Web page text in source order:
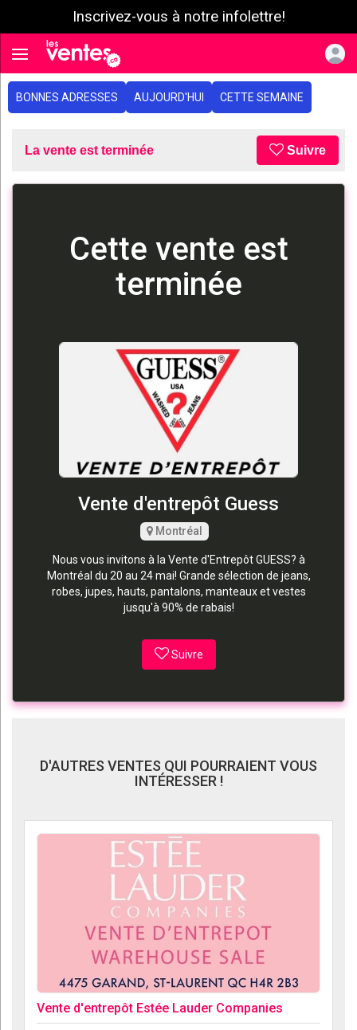
Inscrivez-vous à notre infolettre!
Toggle navigation
BONNES ADRESSES AUJOURD'HUI CETTE SEMAINE
La vente est terminée Suivre
Cette vente est
terminée
Vente d'entrepôt Guess
Montréal
Nous vous invitons à la Vente d'Entrepôt GUESS? à
Montréal du 20 au 24 mai! Grande sélection de jeans,
robes, jupes, hauts, pantalons, manteaux et vestes
jusqu'à 90% de rabais!
Suivre
D'AUTRES VENTES QUI POURRAIENT VOUS
INTÉRESSER !
Vente d'entrepôt Estée Lauder Companies